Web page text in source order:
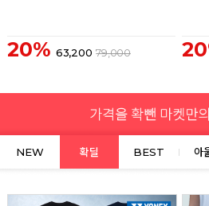
20% 63,200 79,000
NEW 확딜 BEST 아